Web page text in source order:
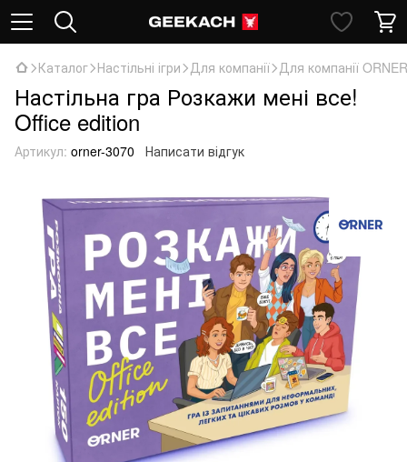
Каталог Настільні ігри Для компанії Для компанії ORNER
Настільна гра Розкажи мені все!
Office edition
Артикул: orner-3070 Написати відгук